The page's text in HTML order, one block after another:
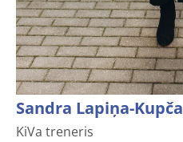
Sandra Lapiņa-Kupča
KiVa treneris